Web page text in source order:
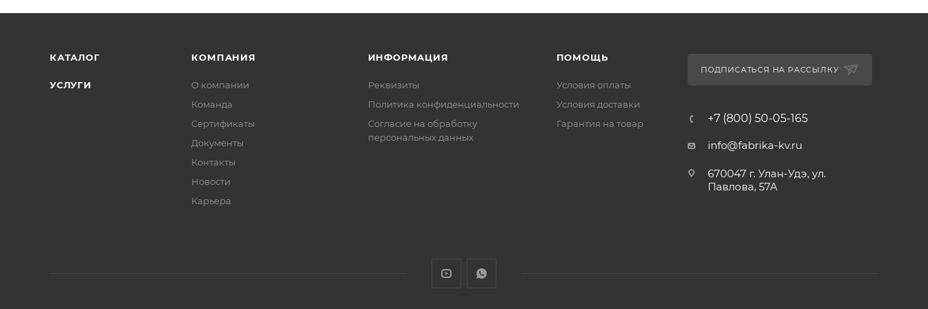
КАТАЛОГ
УСЛУГИ
КОМПАНИЯ
О компании
Команда
Сертификаты
Документы
Контакты
Новости
Карьера
ИНФОРМАЦИЯ
Реквизиты
Политика конфиденциальности
Cогласие на обработку
персональных данных
ПОМОЩЬ
Условия оплаты
Условия доставки
Гарантия на товар
ПОДПИСАТЬСЯ НА РАССЫЛКУ
+7 (800) 50-05-165
info@fabrika-kv.ru
670047 г. Улан-Удэ, ул.
Павлова, 57А